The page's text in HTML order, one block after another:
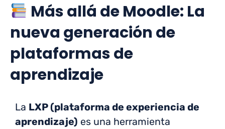
Más allá de Moodle: La
nueva generación de
plataformas de
aprendizaje
La LXP (plataforma de experiencia de
aprendizaje) es una herramienta